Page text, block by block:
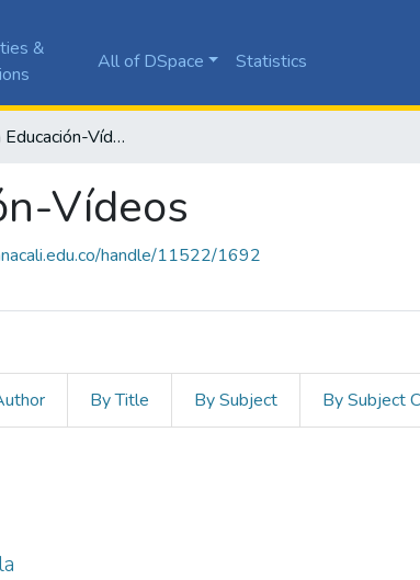
&
All of DSpace Statistics
Maestría en Educación-Vídeos
Vídeos
handle/11522/1692
By Title By Subject By Subject